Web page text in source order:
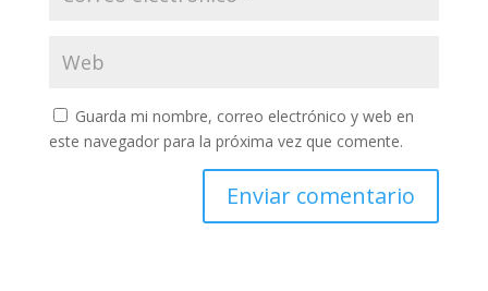
Guarda mi nombre, correo electrónico y web en
este navegador para la próxima vez que comente.